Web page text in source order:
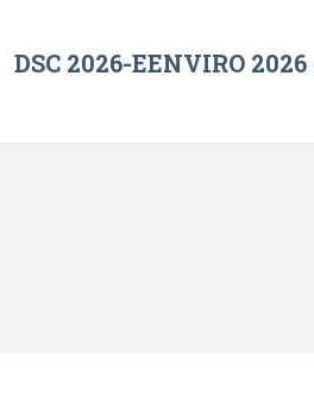
DSC 2026-EENVIRO 2026